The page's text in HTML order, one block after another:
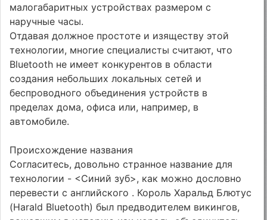
малогабаритных устройствах размером с
наручные часы.
Отдавая должное простоте и изяществу этой
технологии, многие специалисты считают, что
Bluetooth не имеет конкурентов в области
создания небольших локальных сетей и
беспроводного объединения устройств в
пределах дома, офиса или, например, в
автомобиле.
Происхождение названия
Согласитесь, довольно странное название для
технологии - <Синий зуб>, как можно дословно
перевести с английского . Король Харальд Блютус
(Harald Bluetooth) был предводителем викингов,